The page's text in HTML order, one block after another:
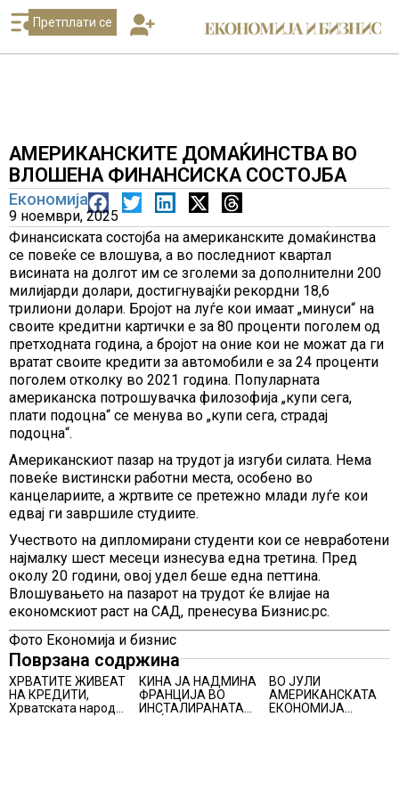
Претплати се
АМЕРИКАНСКИТЕ ДОМАЌИНСТВА ВО
ВЛОШЕНА ФИНАНСИСКА СОСТОЈБА
Економија
9 ноември, 2025
Финансиската состојба на американските домаќинства
се повеќе се влошува, а во последниот квартал
висината на долгот им се зголеми за дополнителни 200
милијарди долари, достигнувајќи рекордни 18,6
трилиони долари. Бројот на луѓе кои имаат „минуси“ на
своите кредитни картички е за 80 проценти поголем од
претходната година, а бројот на оние кои не можат да ги
вратат своите кредити за автомобили е за 24 проценти
поголем отколку во 2021 година. Популарната
американска потрошувачка филозофија „купи сега,
плати подоцна“ се менува во „купи сега, страдај
подоцна“.
Американскиот пазар на трудот ја изгуби силата. Нема
повеќе вистински работни места, особено во
канцелариите, а жртвите се претежно млади луѓе кои
едвај ги завршиле студиите.
Учеството на дипломирани студенти кои се невработени
најмалку шест месеци изнесува една третина. Пред
околу 20 години, овој удел беше една петтина.
Влошувањето на пазарот на трудот ќе влијае на
економскиот раст на САД, пренесува Бизнис.рс.
Фото Економија и бизнис
Поврзана содржина
ХРВАТИТЕ ЖИВЕАТ
НА КРЕДИТИ,
Хрватската народна
КИНА ЈА НАДМИНА
ФРАНЦИЈА ВО
ИНСТАЛИРАНАТА
ВО ЈУЛИ
АМЕРИКАНСКАТА
ЕКОНОМИЈА